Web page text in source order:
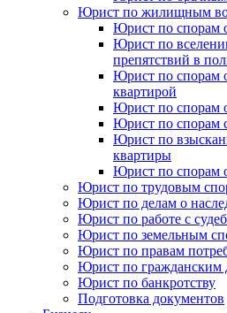
Юрист по жилищным
Юрист по спорам
Юрист по
препятствий в
Юрист по спорам
квартирой
Юрист по спорам
Юрист по спорам
Юрист по
квартиры
Юрист по спорам
Юрист по трудовым
Юрист по делам о
Юрист по работе с
Юрист по земельным
Юрист по правам
Юрист по гражданским
Юрист по банкротству
Подготовка документов